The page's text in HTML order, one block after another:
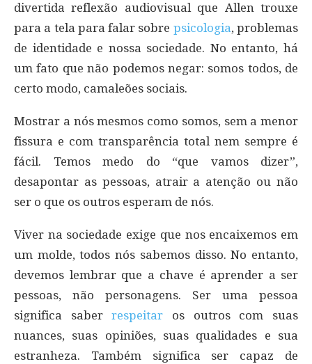
divertida reflexão audiovisual que Allen trouxe
para a tela para falar sobre psicologia, problemas
de identidade e nossa sociedade. No entanto, há
um fato que não podemos negar: somos todos, de
certo modo, camaleões sociais.
Mostrar a nós mesmos como somos, sem a menor
fissura e com transparência total nem sempre é
fácil. Temos medo do “que vamos dizer”,
desapontar as pessoas, atrair a atenção ou não
ser o que os outros esperam de nós.
Viver na sociedade exige que nos encaixemos em
um molde, todos nós sabemos disso. No entanto,
devemos lembrar que a chave é aprender a ser
pessoas, não personagens. Ser uma pessoa
significa saberrespeitar os outros com suas
nuances, suas opiniões, suas qualidades e sua
estranheza. Também significa ser capaz de